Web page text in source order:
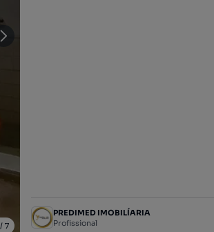
7
PREDIMED IMOBILÍARIA
Profissional